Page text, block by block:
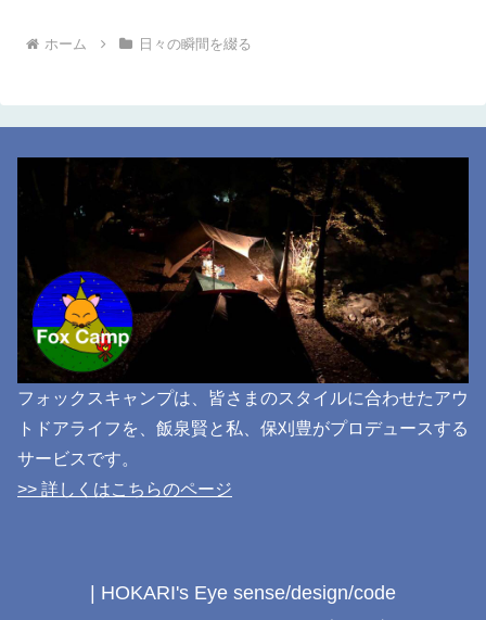
ホーム 日々の瞬間を綴る
フォックスキャンプは、皆さまのスタイルに合わせたアウ
トドアライフを、飯泉賢と私、保刈豊がプロデュースする
サービスです。
>> 詳しくはこちらのページ
| HOKARI's Eye sense/design/code